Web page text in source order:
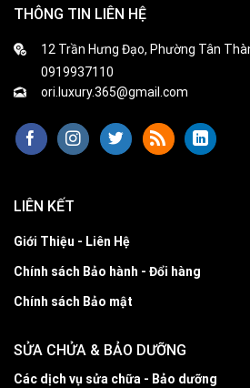
THÔNG TIN LIÊN HỆ
12 Trần Hưng Đạo, Phường Tân
0919937110
ori.luxury.365@gmail.com
LIÊN KẾT
Giới Thiệu - Liên Hệ
Chính sách Bảo hành - Đổi hàng
Chính sách Bảo mật
SỬA CHỬA & BẢO DƯỠNG
Các dịch vụ sửa chữa - Bảo dưỡng